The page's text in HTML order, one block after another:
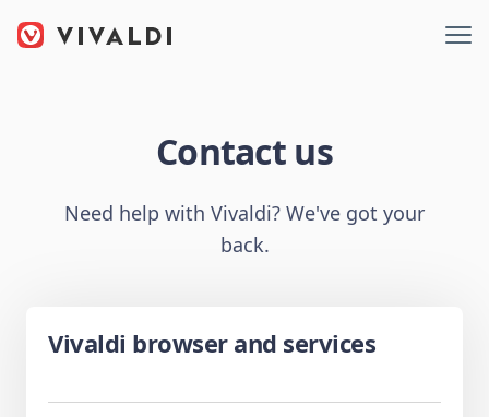
Contact us
Need help with Vivaldi? We've got your
back.
Vivaldi browser and services